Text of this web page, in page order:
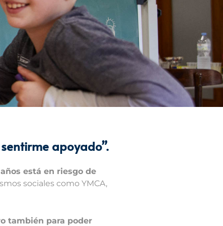
apoyado”.
está en riesgo de
sociales como YMCA,
también para poder